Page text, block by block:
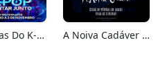
Guerreiras Do K-Pop: Para Cantar Junto A Noiva Cadáver (Relançamento)